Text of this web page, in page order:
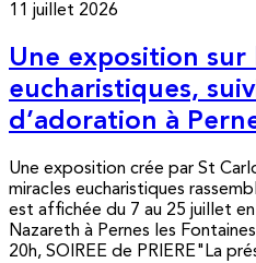
11 juillet 2026
Une exposition sur
eucharistiques,
d’adoration à
Une exposition crée par St
miracles eucharistiques
est affichée du 7 au 25 juillet
Nazareth à Pernes les
20h, SOIREE de PRIERE"La